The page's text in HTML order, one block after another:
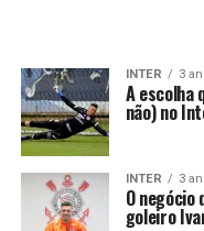
INTER 3
A escolha
não) no
INTER 3
O
goleiro